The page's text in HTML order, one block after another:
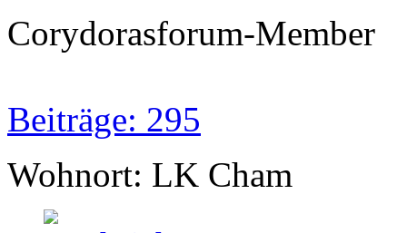
Corydorasforum-Member
Beiträge: 295
Wohnort: LK Cham